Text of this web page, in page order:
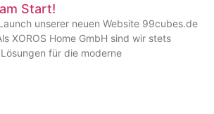
Start!
unserer neuen Website 99cubes.de
XOROS Home GmbH sind wir stets
für die moderne